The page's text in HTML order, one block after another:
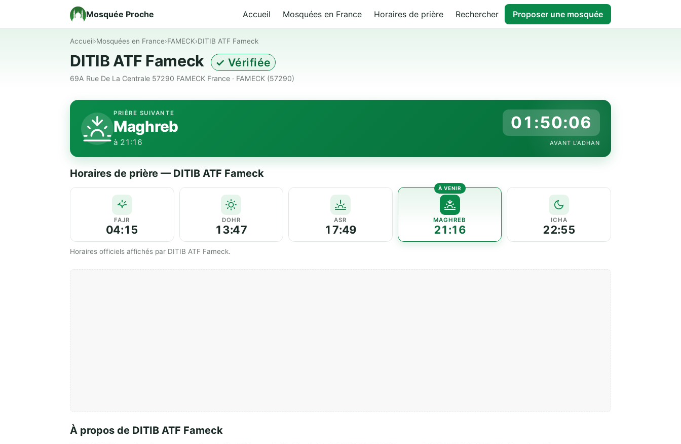
Mosquée Proche Accueil Mosquées en France Horaires de prière Rechercher Proposer une mosquée
Accueil›Mosquées en France›FAMECK›DITIB ATF Fameck
DITIB ATF Fameck ✓ Vérifiée
69A Rue De La Centrale 57290 FAMECK France · FAMECK (57290)
PRIÈRE SUIVANTE
Maghreb
à 21:16
01:50:05
AVANT L'ADHAN
Horaires de prière — DITIB ATF Fameck
FAJR
04:15
DOHR
13:47
ASR
17:49
MAGHREB
21:16
ICHA
22:55
Horaires officiels affichés par DITIB ATF Fameck.
À propos de DITIB ATF Fameck